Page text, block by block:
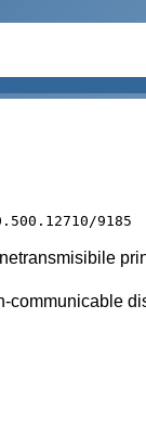
9185
communicable